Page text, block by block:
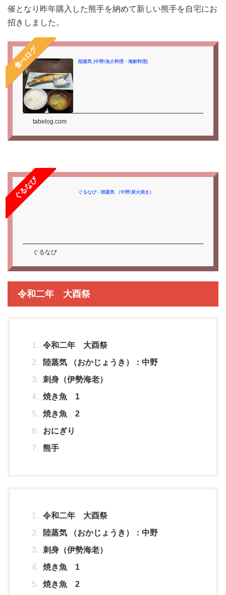
催となり昨年購入した熊手を納めて新しい熊手を自宅にお
招きしました。
食べログ 陸蒸気 (中野/魚介料理・海鮮料理)
tabelog.com
ぐるなび ぐるなび - 陸蒸気 （中野/炭火焼き）
ぐるなび
令和二年 大酉祭
令和二年 大酉祭
陸蒸気 （おかじょうき）：中野
刺身（伊勢海老）
焼き魚 1
焼き魚 2
おにぎり
熊手
令和二年 大酉祭
陸蒸気 （おかじょうき）：中野
刺身（伊勢海老）
焼き魚 1
焼き魚 2